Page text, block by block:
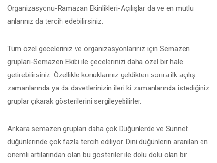
Organizasyonu-Ramazan Ekinlikleri-Açılışlar da ve en mutlu
anlarınız da tercih edebilirsiniz.
Tüm özel geceleriniz ve organizasyonlarınız için Semazen
grupları-Semazen Ekibi ile gecelerinizi daha özel bir hale
getirebilirsiniz. Özellikle konuklarınız geldikten sonra ilk açılış
zamanlarında ya da davetlerinizin ileri ki zamanlarında istediğiniz
gruplar çıkarak gösterilerini sergileyebilirler.
Ankara semazen grupları daha çok Düğünlerde ve Sünnet
düğünlerinde çok fazla tercih ediliyor. Dini düğünlerin aranılan en
önemli artılarından olan bu gösteriler ile dolu dolu olan bir